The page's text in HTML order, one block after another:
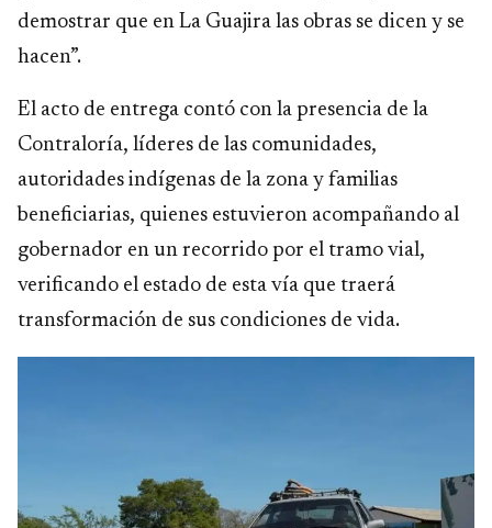
demostrar que en La Guajira las obras se dicen y se
hacen”.
El acto de entrega contó con la presencia de la
Contraloría, líderes de las comunidades,
autoridades indígenas de la zona y familias
beneficiarias, quienes estuvieron acompañando al
gobernador en un recorrido por el tramo vial,
verificando el estado de esta vía que traerá
transformación de sus condiciones de vida.